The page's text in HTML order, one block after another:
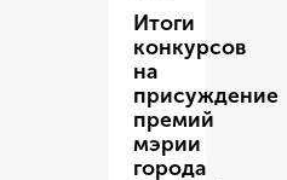
Итоги
конкурсов
на
присуждение
премий
мэрии
города